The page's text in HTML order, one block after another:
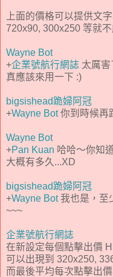
上面的價格可以提供文
720x90, 300x250 等就不
Wayne Bot
+企業號航行網誌 太厲
真應該來用一下 :)
bigsishead跪婦阿冠
+Wayne Bot你到時候再
Wayne Bot
+Pan Kuan 哈哈～你知
大概有多久...XD
bigsishead跪婦阿冠
+Wayne Bot我也是，至
~~~
企業號航行網誌
在新設定每個點擊出價
可以出現到 320x250,
而最後平均每次點擊出